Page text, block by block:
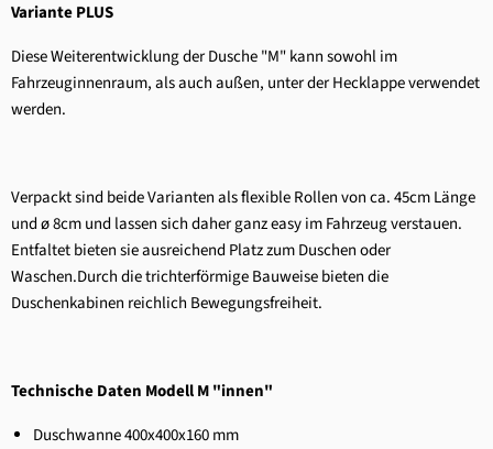
Variante PLUS
Diese Weiterentwicklung der Dusche "M" kann sowohl im
Fahrzeuginnenraum, als auch außen, unter der Hecklappe verwendet
werden.
Verpackt sind beide Varianten als flexible Rollen von ca. 45cm Länge
und ø 8cm und lassen sich daher ganz easy im Fahrzeug verstauen.
Entfaltet bieten sie ausreichend Platz zum Duschen oder
Waschen.Durch die trichterförmige Bauweise bieten die
Duschenkabinen reichlich Bewegungsfreiheit.
Technische Daten Modell M "innen"
Duschwanne 400x400x160 mm